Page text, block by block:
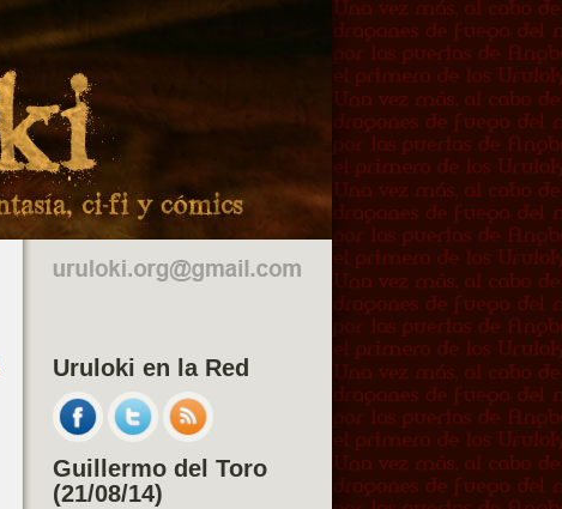
Uruloki en la Red
Guillermo del Toro
(21/08/14)